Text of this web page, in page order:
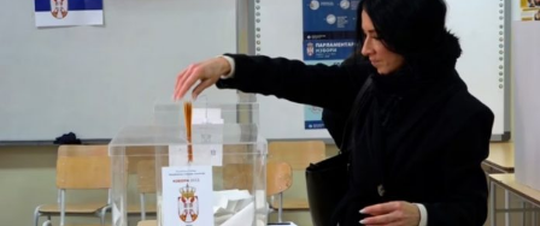
Kulturë
Ekonomi
Teknologji